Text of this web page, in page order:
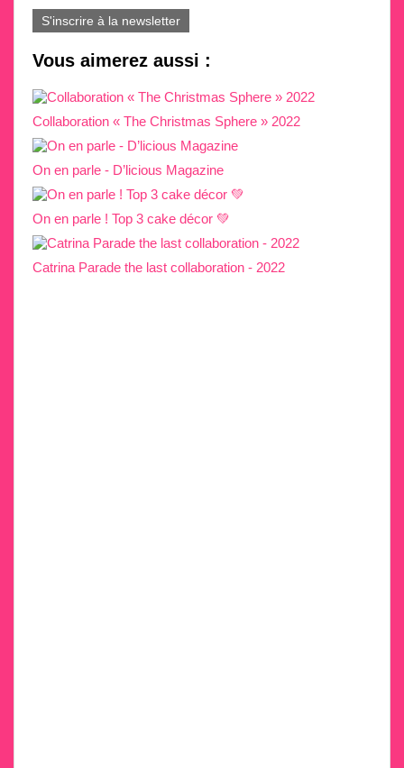
S'inscrire à la newsletter
Vous aimerez aussi :
Collaboration « The Christmas Sphere » 2022
On en parle - D’licious Magazine
On en parle ! Top 3 cake décor 💚
Catrina Parade the last collaboration - 2022